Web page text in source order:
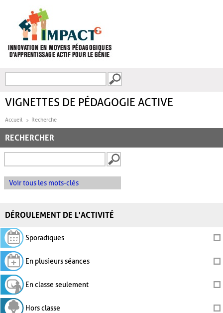
FORMULAIRE DE
VIGNETTES DE PÉDAGOGIE ACTIVE
Accueil Recherche
RECHERCHER
Voir tous les mots-clés
DÉROULEMENT DE L'ACTIVITÉ
Sporadiques
En plusieurs séances
En classe seulement
Hors classe